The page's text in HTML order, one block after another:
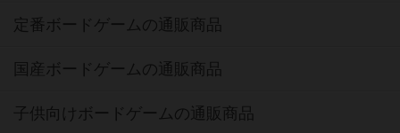
定番ボードゲームの通販商品
国産ボードゲームの通販商品
子供向けボードゲームの通販商品